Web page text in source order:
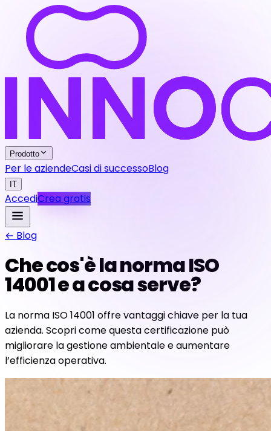
Prodotto
Per le aziendeCasi di successoBlog
IT
AccediCrea gratis
← Blog
Che cos'è la norma ISO
14001 e a cosa serve?
La norma ISO 14001 offre vantaggi chiave per la tua
azienda. Scopri come questa certificazione può
migliorare la gestione ambientale e aumentare
l’efficienza operativa.